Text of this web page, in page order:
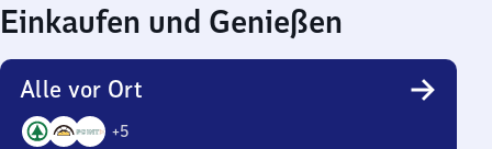
Einkaufen und Genießen
Alle vor Ort
+5